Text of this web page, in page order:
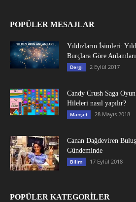
POPÜLER MESAJLAR
Yıldızların İsimleri:
Burçlara Göre Anlamları
Dergi 2 Eylül 2017
Candy Crush Saga
Hileleri nasıl yapılır?
Manşet 28 Mayıs 2018
Canan Dağdeviren
Gündeminde
Bilim 17 Eylül 2018
POPÜLER KATEGORİLER